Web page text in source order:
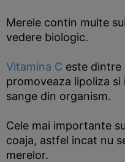
Merele contin multe
vedere biologic.
Vitamina C este dintre
promoveaza lipoliza
sange din organism.
Cele mai importante
coaja, astfel incat nu
merelor.